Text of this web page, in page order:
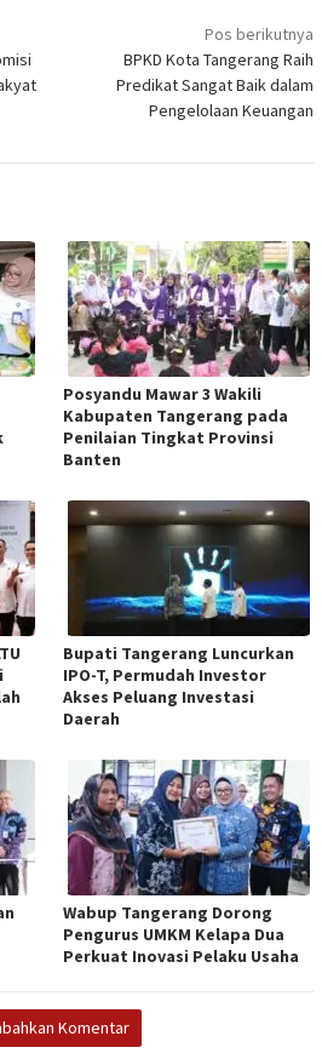
Pos berikutnya
BPKD Kota Tangerang Raih
Predikat Sangat Baik dalam
Pengelolaan Keuangan
Posyandu Mawar 3 Wakili
Kabupaten Tangerang pada
Penilaian Tingkat Provinsi
Banten
Bupati Tangerang Luncurkan
IPO-T, Permudah Investor
Akses Peluang Investasi
Daerah
Wabup Tangerang Dorong
Pengurus UMKM Kelapa Dua
Perkuat Inovasi Pelaku Usaha
Komentar